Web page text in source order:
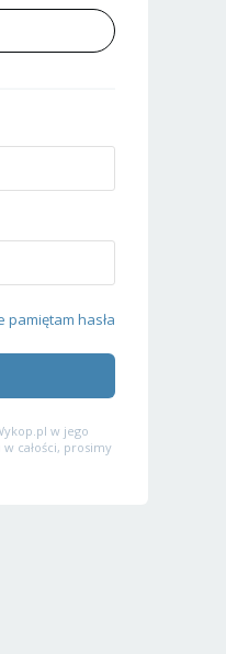
pamiętam hasła
w jego
całości, prosimy